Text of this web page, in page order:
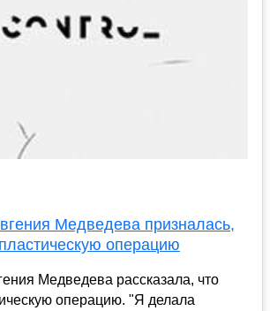
Медведева призналась,
операцию
Медведева рассказала, что
операцию. "Я делала